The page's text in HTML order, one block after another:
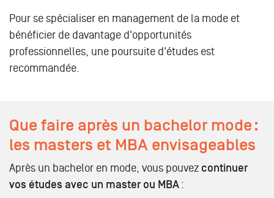
Pour se spécialiser en management de la mode et
bénéficier de davantage d'opportunités
professionnelles, une poursuite d'études est
recommandée.
Que faire après un bachelor mode :
les masters et MBA envisageables
Après un bachelor en mode, vous pouvez continuer
vos études avec un master ou MBA :